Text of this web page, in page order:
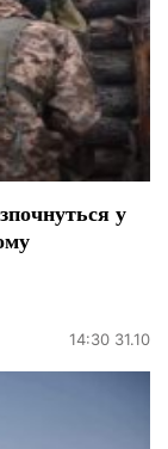
у
14:30 31.10